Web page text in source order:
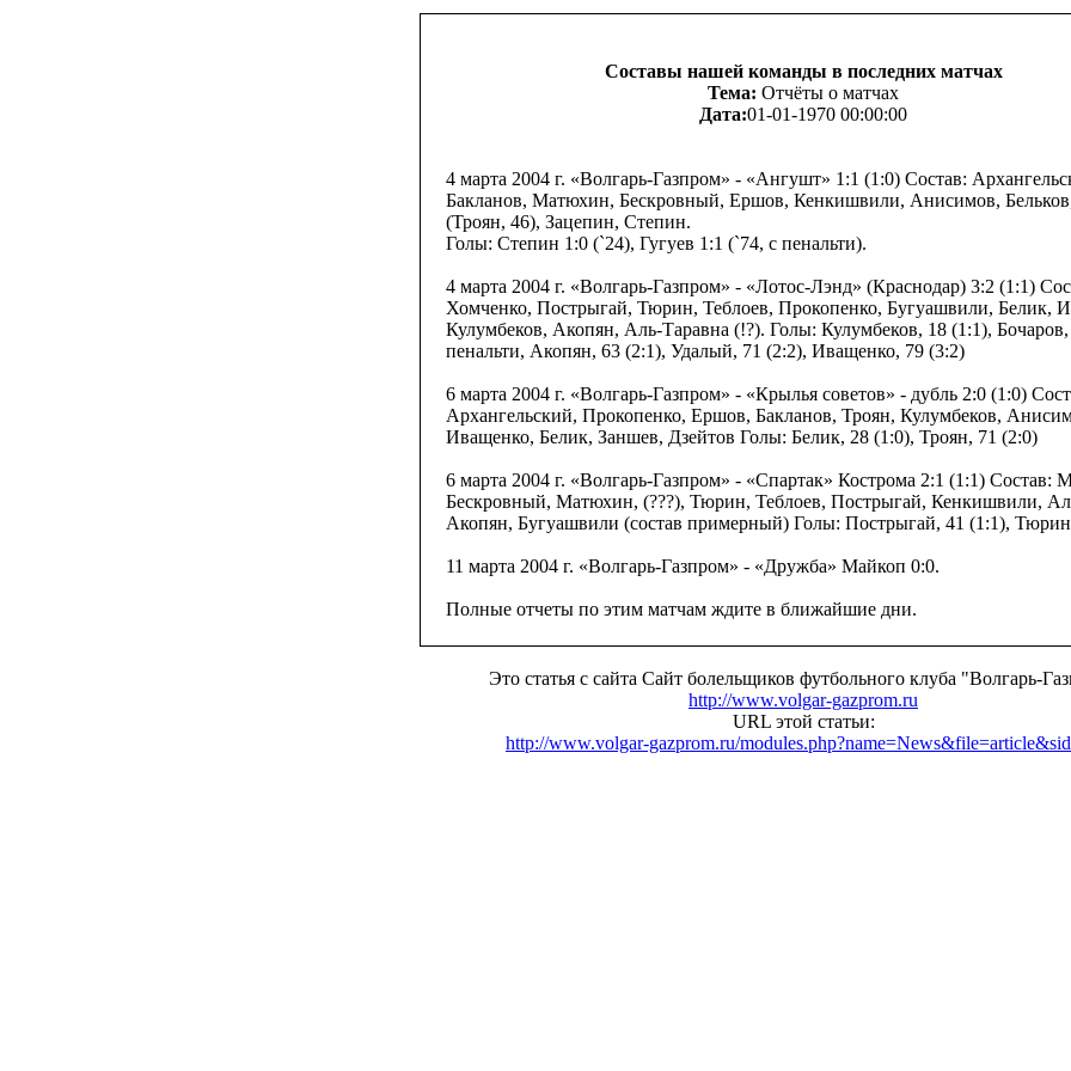
Составы нашей команды в последних матчах
Тема: Отчёты о матчах
Дата:01-01-1970 00:00:00
4 марта 2004 г. «Волгарь-Газпром» - «Ангушт» 1:1 (1:0) Состав:
Бакланов, Матюхин, Бескровный, Ершов, Кенкишвили, Анисимов,
(Троян, 46), Зацепин, Степин.
Голы: Степин 1:0 (`24), Гугуев 1:1 (`74, с пенальти).
4 марта 2004 г. «Волгарь-Газпром» - «Лотос-Лэнд» (Краснодар) 3:2 (1:1)
Хомченко, Пострыгай, Тюрин, Теблоев, Прокопенко, Бугуашвили, Белик,
Кулумбеков, Акопян, Аль-Таравна (!?). Голы: Кулумбеков, 18 (1:1),
пенальти, Акопян, 63 (2:1), Удалый, 71 (2:2), Иващенко, 79 (3:2)
6 марта 2004 г. «Волгарь-Газпром» - «Крылья советов» - дубль 2:0 (1:0)
Архангельский, Прокопенко, Ершов, Бакланов, Троян, Кулумбеков,
Иващенко, Белик, Заншев, Дзейтов Голы: Белик, 28 (1:0), Троян, 71 (2:0)
6 марта 2004 г. «Волгарь-Газпром» - «Спартак» Кострома 2:1 (1:1) Состав:
Бескровный, Матюхин, (???), Тюрин, Теблоев, Пострыгай, Кенкишвили,
Акопян, Бугуашвили (состав примерный) Голы: Пострыгай, 41 (1:1),
11 марта 2004 г. «Волгарь-Газпром» - «Дружба» Майкоп 0:0.
Полные отчеты по этим матчам ждите в ближайшие дни.
Это статья с сайта Сайт болельщиков футбольного клуба "Волгарь-
http://www.volgar-gazprom.ru
URL этой статьи:
http://www.volgar-gazprom.ru/